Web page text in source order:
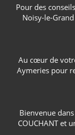
Pour des
Noisy-le-Grand
Au cœur de
Aymeries pour
Bienvenue
COUCHANTet